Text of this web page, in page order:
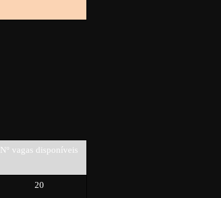
Nº vagas disponíveis
20